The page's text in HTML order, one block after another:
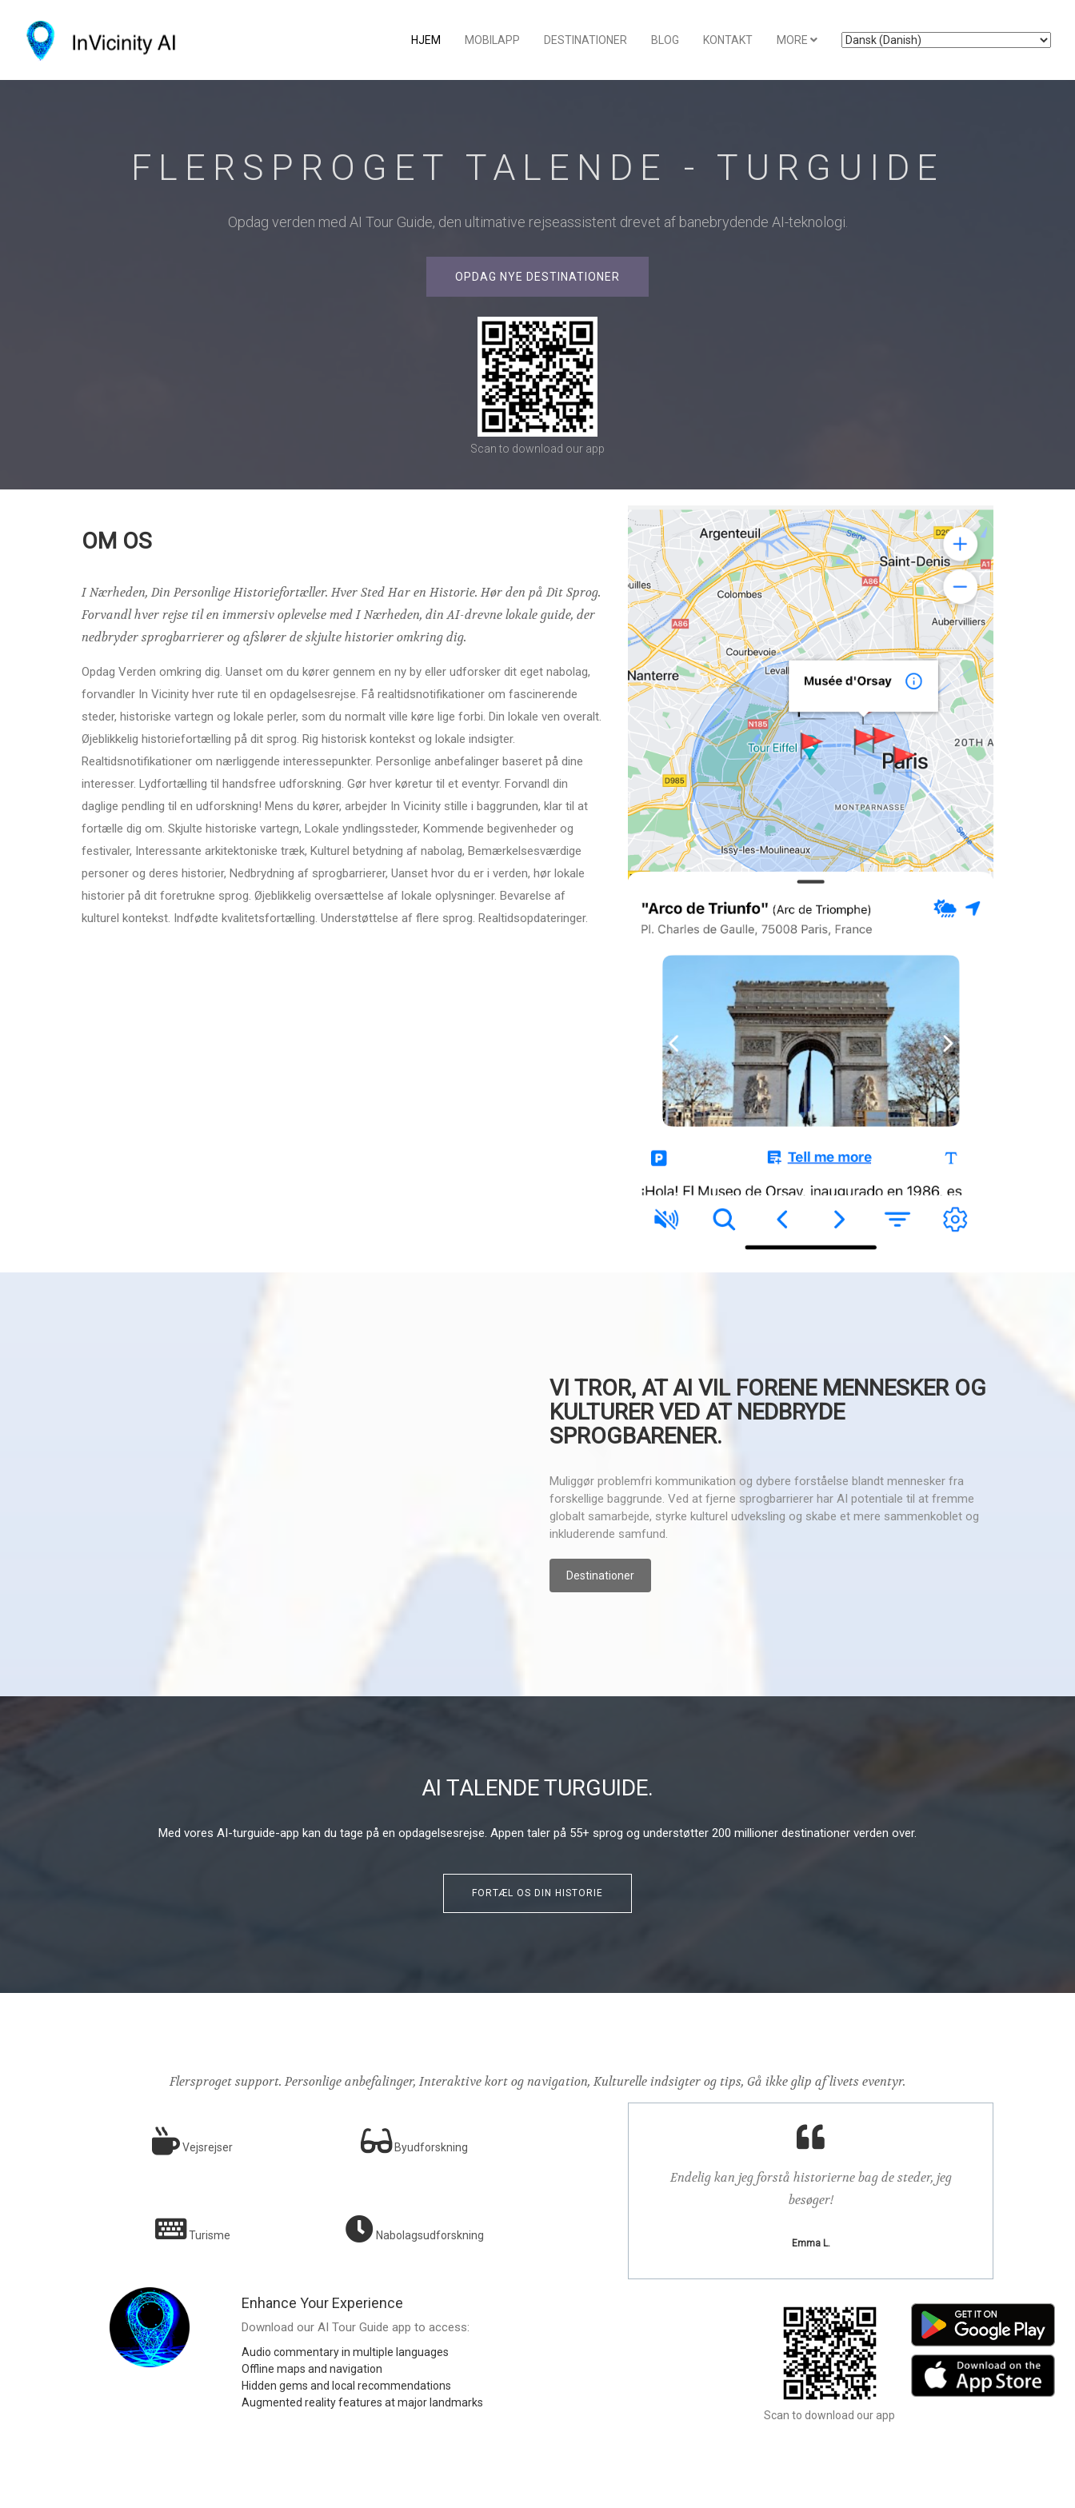
HJEM MOBILAPP DESTINATIONER BLOG KONTAKT MORE
FLERSPROGET TALENDE - TURGUIDE
Opdag verden med AI Tour Guide, den ultimative rejseassistent drevet af banebrydende AI-teknologi.
OPDAG NYE DESTINATIONER
Scan to download our app
OM OS
I Nærheden, Din Personlige Historiefortæller. Hver Sted Har en Historie. Hør den på Dit Sprog.
Forvandl hver rejse til en immersiv oplevelse med I Nærheden, din AI-drevne lokale guide, der
nedbryder sprogbarrierer og afslører de skjulte historier omkring dig.
Opdag Verden omkring dig. Uanset om du kører gennem en ny by eller udforsker dit eget nabolag,
forvandler In Vicinity hver rute til en opdagelsesrejse. Få realtidsnotifikationer om fascinerende
steder, historiske vartegn og lokale perler, som du normalt ville køre lige forbi. Din lokale ven overalt.
Øjeblikkelig historiefortælling på dit sprog. Rig historisk kontekst og lokale indsigter.
Realtidsnotifikationer om nærliggende interessepunkter. Personlige anbefalinger baseret på dine
interesser. Lydfortælling til handsfree udforskning. Gør hver køretur til et eventyr. Forvandl din
daglige pendling til en udforskning! Mens du kører, arbejder In Vicinity stille i baggrunden, klar til at
fortælle dig om. Skjulte historiske vartegn, Lokale yndlingssteder, Kommende begivenheder og
festivaler, Interessante arkitektoniske træk, Kulturel betydning af nabolag, Bemærkelsesværdige
personer og deres historier, Nedbrydning af sprogbarrierer, Uanset hvor du er i verden, hør lokale
historier på dit foretrukne sprog. Øjeblikkelig oversættelse af lokale oplysninger. Bevarelse af
kulturel kontekst. Indfødte kvalitetsfortælling. Understøttelse af flere sprog. Realtidsopdateringer.
VI TROR, AT AI VIL FORENE MENNESKER OG
KULTURER VED AT NEDBRYDE
SPROGBARENER.
Muliggør problemfri kommunikation og dybere forståelse blandt mennesker fra
forskellige baggrunde. Ved at fjerne sprogbarrierer har AI potentiale til at fremme
globalt samarbejde, styrke kulturel udveksling og skabe et mere sammenkoblet og
inkluderende samfund.
Destinationer
AI TALENDE TURGUIDE.
Med vores AI-turguide-app kan du tage på en opdagelsesrejse. Appen taler på 55+ sprog og understøtter 200 millioner destinationer verden over.
FORTÆL OS DIN HISTORIE
Flersproget support. Personlige anbefalinger, Interaktive kort og navigation, Kulturelle indsigter og tips, Gå ikke glip af livets eventyr.
Vejsrejser Byudforskning
Turisme Nabolagsudforskning
Sarah T.
Michael R.
Endelig kan jeg forstå historierne bag de steder, jeg
besøger!
Emma L.
Enhance Your Experience
Download our AI Tour Guide app to access:
Audio commentary in multiple languages
Offline maps and navigation
Hidden gems and local recommendations
Augmented reality features at major landmarks
Scan to download our app